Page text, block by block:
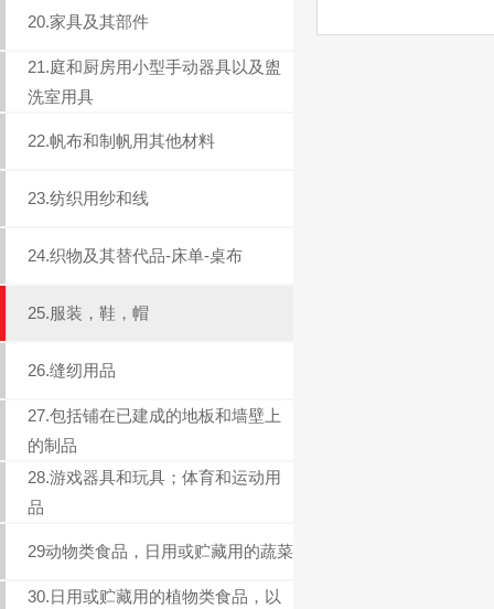
20.家具及其部件
21.庭和厨房用小型手动器具以及盥
洗室用具
22.帆布和制帆用其他材料
23.纺织用纱和线
24.织物及其替代品-床单-桌布
25.服装，鞋，帽
26.缝纫用品
27.包括铺在已建成的地板和墙壁上
的制品
28.游戏器具和玩具；体育和运动用
品
29动物类食品，日用或贮藏用的蔬菜
30.日用或贮藏用的植物类食品，以